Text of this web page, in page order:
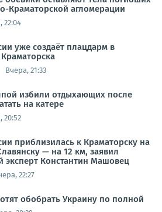
Краматорской агломерации
22:04
уже создаёт плацдарм в
Вчера, 21:33
избили отдыхающих после
на катере
20:52
приблизилась к Краматорску на
— на 12 км, заявил
эксперт Константин Машовец
22:27
обобрать Украину по полной